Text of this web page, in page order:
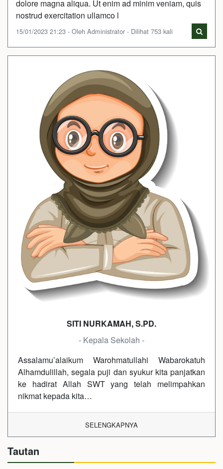
dolore magna aliqua. Ut enim ad minim veniam, quis
nostrud exercitation ullamco l
15/01/2023 21:23 - Oleh Administrator - Dilihat 753 kali
SITI NURKAMAH, S.PD.
- Kepala Sekolah -
Assalamu’alaikum Warohmatullahi Wabarokatuh
Alhamdulillah, segala puji dan syukur kita panjatkan
ke hadirat Allah SWT yang telah melimpahkan
nikmat kepada kita…
SELENGKAPNYA
Tautan